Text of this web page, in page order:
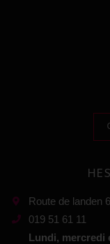
Route de landen
019 51 61 11
Lundi, mercredi